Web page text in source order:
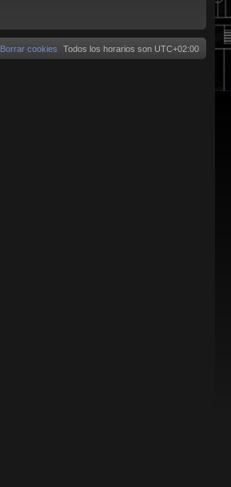
Todos los horarios son UTC+02:00
Borrar cookies